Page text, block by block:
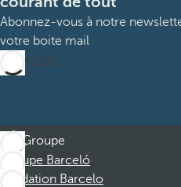
Abonnez-vous à notre
votre boite mail
M’abonner
Groupe
Groupe Barceló
Fondation Barcelo